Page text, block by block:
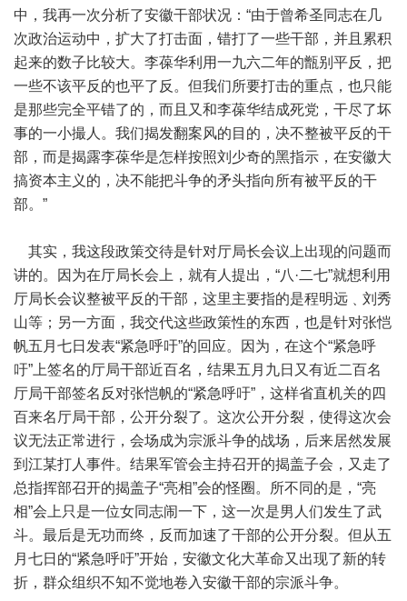
中，我再一次分析了安徽干部状况：“由于曾希圣同志在几
次政治运动中，扩大了打击面，错打了一些干部，并且累积
起来的数子比较大。李葆华利用一九六二年的甑别平反，把
一些不该平反的也平了反。但我们所要打击的重点，也只能
是那些完全平错了的，而且又和李葆华结成死党，干尽了坏
事的一小撮人。我们揭发翻案风的目的，决不整被平反的干
部，而是揭露李葆华是怎样按照刘少奇的黑指示，在安徽大
搞资本主义的，决不能把斗争的矛头指向所有被平反的干
部。”
其实，我这段政策交待是针对厅局长会议上出现的问题而
讲的。因为在厅局长会上，就有人提出，“八·二七”就想利用
厅局长会议整被平反的干部，这里主要指的是程明远﹑刘秀
山等；另一方面，我交代这些政策性的东西，也是针对张恺
帆五月七日发表“紧急呼吁”的回应。因为，在这个“紧急呼
吁”上签名的厅局干部近百名，结果五月九日又有近二百名
厅局干部签名反对张恺帆的“紧急呼吁”，这样省直机关的四
百来名厅局干部，公开分裂了。这次公开分裂，使得这次会
议无法正常进行，会场成为宗派斗争的战场，后来居然发展
到江某打人事件。结果军管会主持召开的揭盖子会，又走了
总指挥部召开的揭盖子“亮相”会的怪圈。所不同的是，“亮
相”会上只是一位女同志闹一下，这一次是男人们发生了武
斗。最后是无功而终，反而加速了干部的公开分裂。但从五
月七日的“紧急呼吁”开始，安徽文化大革命又出现了新的转
折，群众组织不知不觉地卷入安徽干部的宗派斗争。